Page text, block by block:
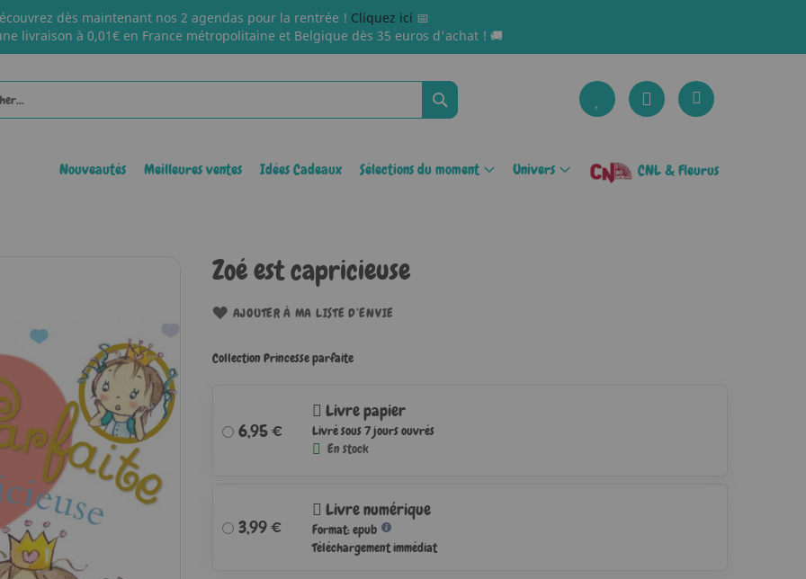
dès maintenant nos 2 agendas pour la rentrée ! Cliquez ici 📅
livraison à 0,01€ en France métropolitaine et Belgique dès 35 euros d'achat ! 🚚
Rechercher
Nouveautés Meilleures ventes Idées Cadeaux Sélections du moment Univers CNL & Fleurus
Zoé est capricieuse
AJOUTER À MA LISTE D’ENVIE
Collection Princesse parfaite
6,95 €
Livre papier
Livré sous 7 jours ouvrés
En stock
3,99 €
Livre numérique
Format: epub
Téléchargement immédiat